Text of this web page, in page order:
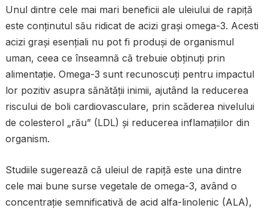
Unul dintre cele mai mari beneficii ale uleiului de rapiță
este conținutul său ridicat de acizi grași omega-3. Acesti
acizi grași esențiali nu pot fi produși de organismul
uman, ceea ce înseamnă că trebuie obținuți prin
alimentație. Omega-3 sunt recunoscuți pentru impactul
lor pozitiv asupra sănătății inimii, ajutând la reducerea
riscului de boli cardiovasculare, prin scăderea nivelului
de colesterol „rău” (LDL) și reducerea inflamațiilor din
organism.
Studiile sugerează că uleiul de rapiță este una dintre
cele mai bune surse vegetale de omega-3, având o
concentrație semnificativă de acid alfa-linolenic (ALA),